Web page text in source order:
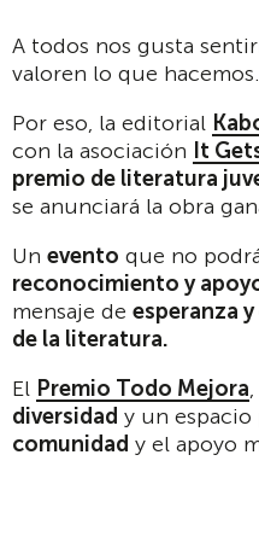
A todos nos gusta
valoren lo que hacemos.
Por eso, la editorial
con la asociación It
premio de literatura
se anunciará la obra
Un evento que no
reconocimiento y
mensaje de esperanza
de la literatura.
El Premio Todo Mejora,
diversidad y un espacio
comunidad y el apoyo